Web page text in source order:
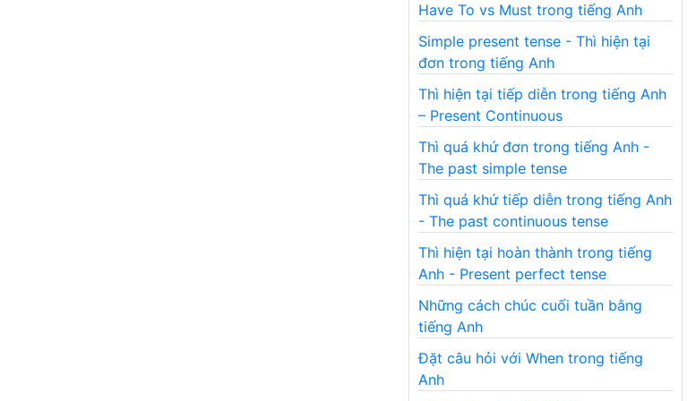
Have To vs Must trong tiếng Anh
Simple present tense - Thì hiện tại
đơn trong tiếng Anh
Thì hiện tại tiếp diễn trong tiếng Anh
– Present Continuous
Thì quá khứ đơn trong tiếng Anh -
The past simple tense
Thì quá khứ tiếp diễn trong tiếng Anh
- The past continuous tense
Thì hiện tại hoàn thành trong tiếng
Anh - Present perfect tense
Những cách chúc cuối tuần bằng
tiếng Anh
Đặt câu hỏi với When trong tiếng
Anh